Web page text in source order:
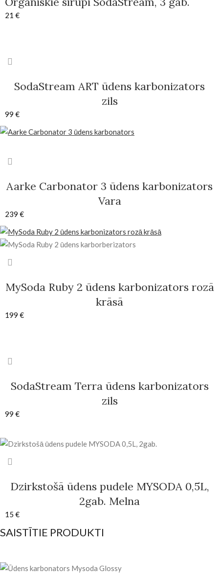
21 €
SodaStream ART ūdens karbonizators
zils
99 €
Aarke Carbonator 3 ūdens karbonizators
Vara
239 €
MySoda Ruby 2 ūdens karbonizators rozā
krāsā
199 €
SodaStream Terra ūdens karbonizators
zils
99 €
Dzirkstošā ūdens pudele MYSODA 0,5L,
2gab. Melna
15 €
SAISTĪTIE PRODUKTI